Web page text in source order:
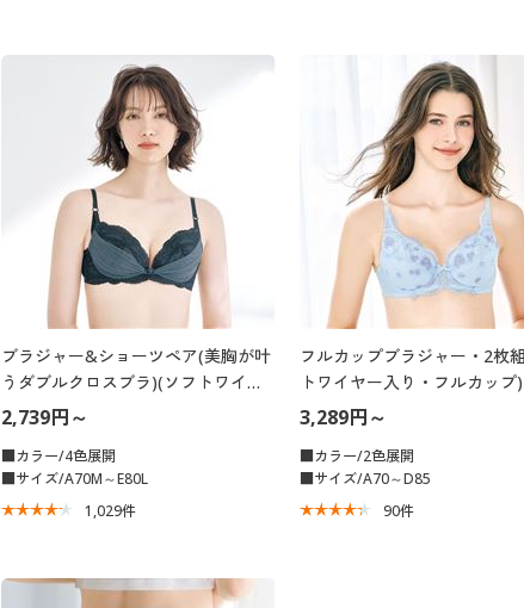
ブラジャー&ショーツペア(美胸が叶
うダブルクロスブラ)(ソフトワイヤ
ー入り・3/4カップ)
2,739円～
■カラー/4色展開
■サイズ/A70M～E80L
1,029件
フルカップブラジャー・2枚
トワイヤー入り・フルカップ)
3,289円～
■カラー/2色展開
■サイズ/A70～D85
90件